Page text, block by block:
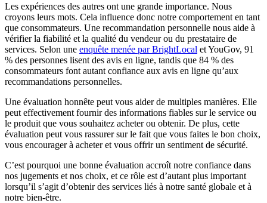
Les expériences des autres ont une grande importance. Nous
croyons leurs mots. Cela influence donc notre comportement en tant
que consommateurs. Une recommandation personnelle nous aide à
vérifier la fiabilité et la qualité du vendeur ou du prestataire de
services. Selon une enquête menée par BrightLocal et YouGov, 91
% des personnes lisent des avis en ligne, tandis que 84 % des
consommateurs font autant confiance aux avis en ligne qu’aux
recommandations personnelles.
Une évaluation honnête peut vous aider de multiples manières. Elle
peut effectivement fournir des informations fiables sur le service ou
le produit que vous souhaitez acheter ou obtenir. De plus, cette
évaluation peut vous rassurer sur le fait que vous faites le bon choix,
vous encourager à acheter et vous offrir un sentiment de sécurité.
C’est pourquoi une bonne évaluation accroît notre confiance dans
nos jugements et nos choix, et ce rôle est d’autant plus important
lorsqu’il s’agit d’obtenir des services liés à notre santé globale et à
notre bien-être.